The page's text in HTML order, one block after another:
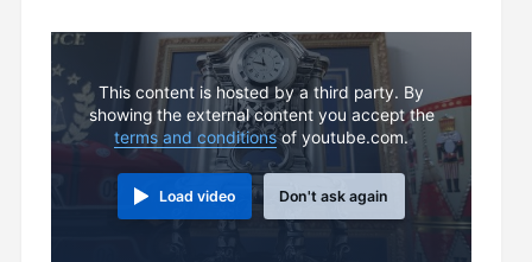
This content is hosted by a third party. By
showing the external content you accept the
terms and conditionsof youtube.com.
Load video Don't ask again